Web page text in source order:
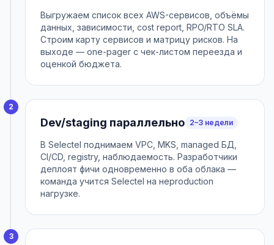
Выгружаем список всех AWS-сервисов, объёмы
данных, зависимости, cost report, RPO/RTO SLA.
Строим карту сервисов и матрицу рисков. На
выходе — one-pager с чек-листом переезда и
оценкой бюджета.
2
Dev/staging параллельно 2–3 недели
В Selectel поднимаем VPC, MKS, managed БД,
CI/CD, registry, наблюдаемость. Разработчики
деплоят фичи одновременно в оба облака —
команда учится Selectel на неproduction
нагрузке.
3